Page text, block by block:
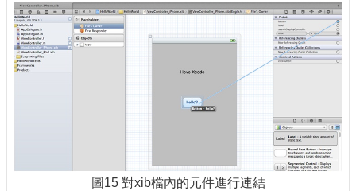
圖15 對xib檔內的元件進行連結